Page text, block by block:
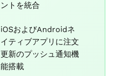
ントを統合
iOSおよびAndroidネ
イティブアプリに注文
更新のプッシュ通知機
能搭載